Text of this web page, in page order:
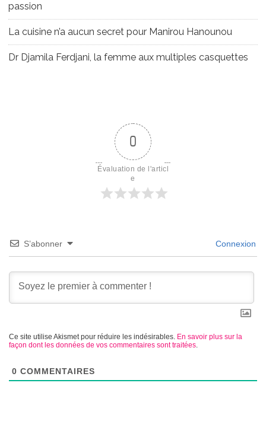
passion
La cuisine n’a aucun secret pour Manirou Hanounou
Dr Djamila Ferdjani, la femme aux multiples casquettes
0
Évaluation de l'articl
e
S’abonner Connexion
Ce site utilise Akismet pour réduire les indésirables. En savoir plus sur la
façon dont les données de vos commentaires sont traitées.
0 COMMENTAIRES